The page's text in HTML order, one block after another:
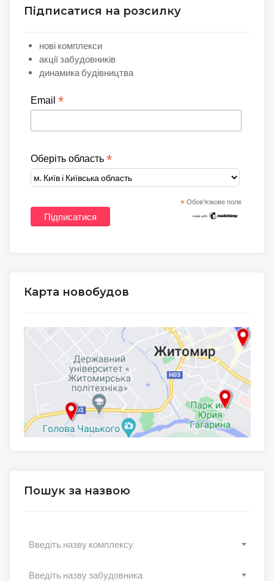
Підписатися на розсилку
нові комплекси
акції забудовників
динамика будівництва
Email *
Оберіть область *
* Обов'язкове поле
Карта новобудов
Пошук за назвою
Введіть назву комплексу
Введіть назву забудовника